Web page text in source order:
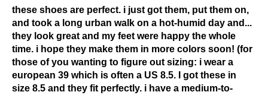
these shoes are perfect. i just got them, put them on,
and took a long urban walk on a hot-humid day and...
they look great and my feet were happy the whole
time. i hope they make them in more colors soon! (for
those of you wanting to figure out sizing: i wear a
european 39 which is often a US 8.5. I got these in
size 8.5 and they fit perfectly. i have a medium-to-